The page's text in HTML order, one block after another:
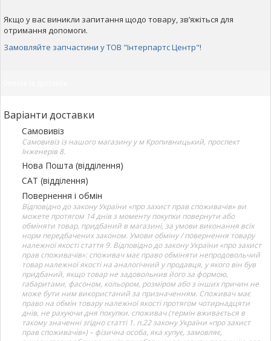
Якщо у вас виникли запитання щодо товару, зв’яжіться для
отримання допомоги.
Замовляйте запчастини у ТОВ "Інтерпартс Центр"!
Варіанти доставки
Самовивіз
Самовивіз із нашого магазину у м Кропивницький, проспект
Інженерів 8.
Нова Пошта (відділення)
САТ (відділення)
Повернення і обмін
Відповідно до закону України «про захист прав споживачів» ви
можете протягом 14 днів з моменту покупки повернути або
обміняти товар, придбаний в магазині, за умови виконання всіх
норм передбачених законом. Умови обміну / повернення товару
належної якості стаття 9. Відповідно до закону України «про захист
прав споживачів»: споживач має право обміняти непродовольчий
товар належної якості на аналогічний у продавця, у якого він був
придбаний, якщо товар не задовольнив його за формою,
габаритами, фасоном, кольором, розміром або з інших причин не
може бути ним використаний за призначенням. Споживач має
право на обмін товару належної якості протягом чотирнадцяти
днів, не рахуючи дня покупки. споживач (термін вживається в
такому значенні згідно статті 1. п.22 закону України «про захист
прав споживачів») – фізична особа, яка купує, замовляє,